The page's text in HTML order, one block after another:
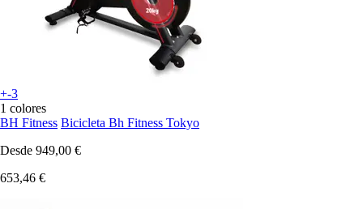
+-3
1 colores
BH Fitness Bicicleta Bh Fitness Tokyo
Desde 949,00 €
653,46 €